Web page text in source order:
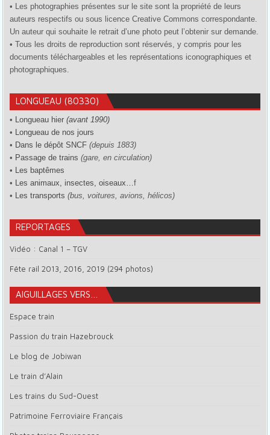
• Les photographies présentes sur le site sont la propriété de leurs
auteurs respectifs ou sous licence Creative Commons correspondante.
Un auteur qui souhaite le retrait d’une photo peut l’obtenir sur demande.
• Tous les droits de reproduction sont réservés, y compris pour les
documents téléchargeables et les représentations iconographiques et
photographiques.
LONGUEAU (80330)
• Longueau hier (avant 1990)
• Longueau de nos jours
• Dans le dépôt SNCF (depuis 1883)
• Passage de trains (gare, en circulation)
• Les baptêmes
• Les animaux, insectes, oiseaux…f
• Les transports (bus, voitures, avions, hélicos)
REPORTAGES
Vidéo : Canal 1 – TGV
Fête rail 2013, 2016, 2019 (294 photos)
AIGUILLAGES VERS…
Espace train
Passion du train Hazebrouck
Le blog de Jobiwan
Le train d’Alain
Les trains du Sud-Ouest
Patrimoine Ferroviaire Français